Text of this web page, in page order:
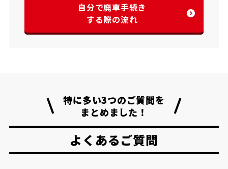
自分で廃車手続き
する際の流れ
特に多い3つのご質問を
まとめました！
よくあるご質問